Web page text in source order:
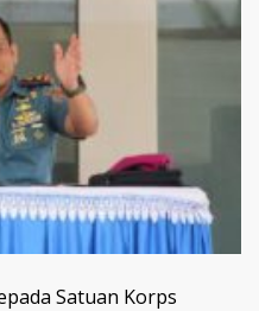
Satuan Korps